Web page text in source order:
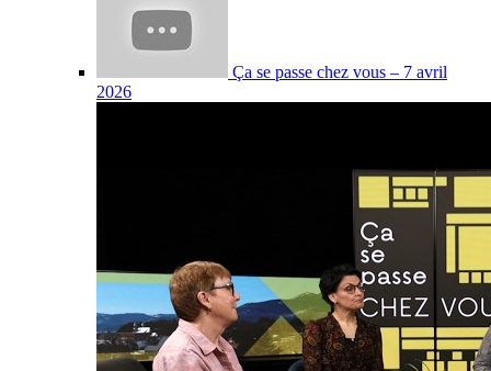
Ça se passe chez vous – 7 avril
2026